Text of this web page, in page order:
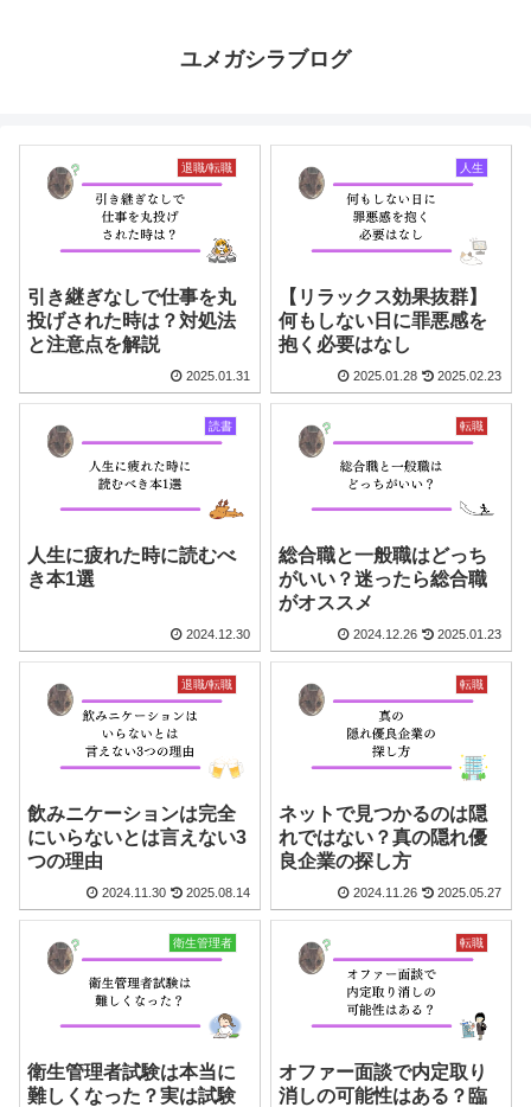
ユメガシラブログ
退職/転職
引き継ぎなしで仕事を丸
投げされた時は？対処法
と注意点を解説
2025.01.31
人生
【リラックス効果抜群】
何もしない日に罪悪感を
抱く必要はなし
2025.01.28 2025.02.23
読書
人生に疲れた時に読むべ
き本1選
2024.12.30
転職
総合職と一般職はどっち
がいい？迷ったら総合職
がオススメ
2024.12.26 2025.01.23
退職/転職
飲みニケーションは完全
にいらないとは言えない3
つの理由
2024.11.30 2025.08.14
転職
ネットで見つかるのは隠
れではない？真の隠れ優
良企業の探し方
2024.11.26 2025.05.27
衛生管理者
衛生管理者試験は本当に
難しくなった？実は試験
転職
オファー面談で内定取り
消しの可能性はある？臨